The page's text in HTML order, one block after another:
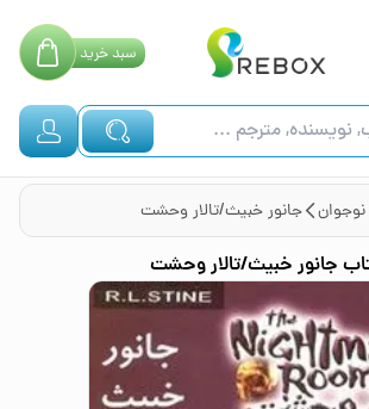
سبدخرید
جانور خبیث/تالار وحشت
جانور خبیث/تالار وحشت